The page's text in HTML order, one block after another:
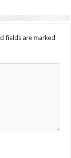
fields are marked